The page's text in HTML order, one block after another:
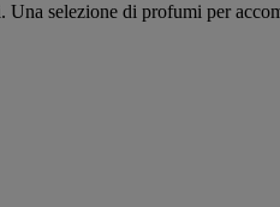
Una selezione di profumi per